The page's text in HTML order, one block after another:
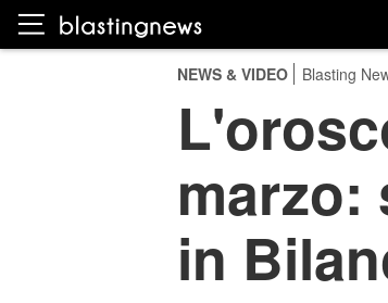
NEWS & VIDEO Blasting
marzo:
in